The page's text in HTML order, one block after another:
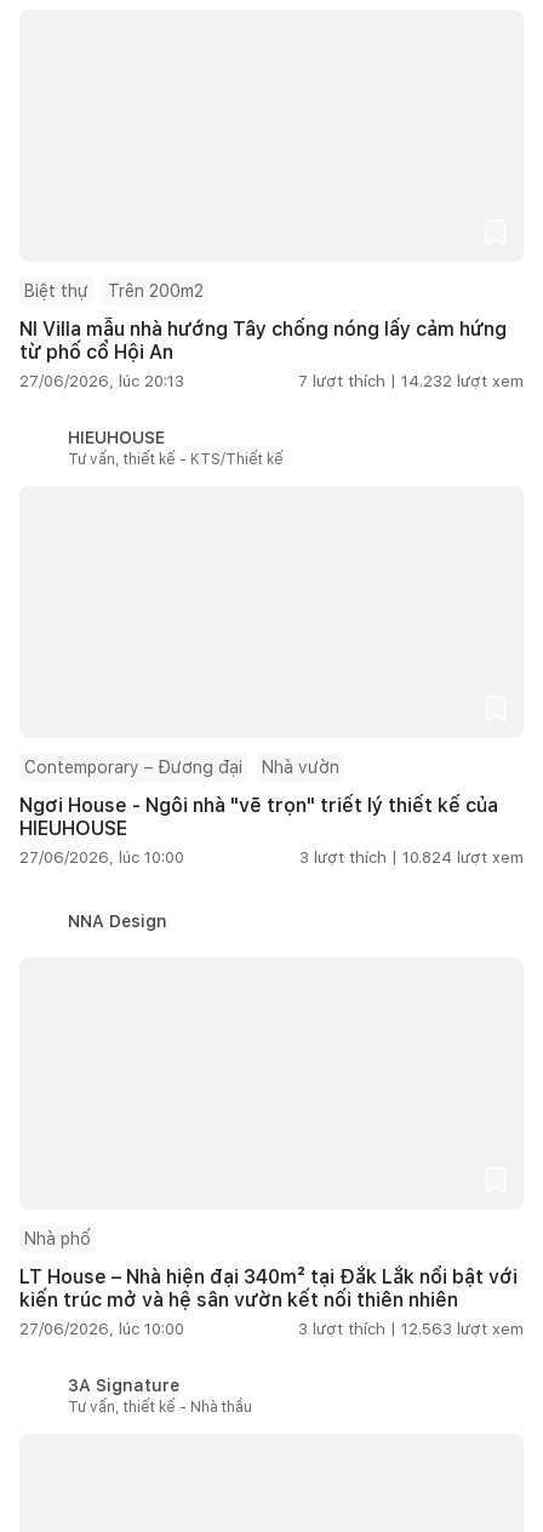
Biệt thự Trên 200m2
NI Villa mẫu nhà hướng Tây chống nóng lấy cảm hứng
từ phố cổ Hội An
27/06/2026, lúc 20:13 7 lượt thích | 14.232 lượt xem
HIEUHOUSE
Tư vấn, thiết kế - KTS/Thiết kế
Contemporary – Đương đại Nhà vườn
Ngơi House - Ngôi nhà "vẽ trọn" triết lý thiết kế của
HIEUHOUSE
27/06/2026, lúc 10:00 3 lượt thích | 10.824 lượt xem
NNA Design
Nhà phố
LT House – Nhà hiện đại 340m² tại Đắk Lắk nổi bật với
kiến trúc mở và hệ sân vườn kết nối thiên nhiên
27/06/2026, lúc 10:00 3 lượt thích | 12.563 lượt xem
3A Signature
Tư vấn, thiết kế - Nhà thầu